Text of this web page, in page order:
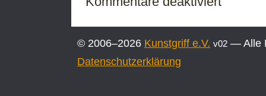
Einladung
© 2006–2026 Kunstgriff e.V. v02 — Alle
Datenschutzerklärung